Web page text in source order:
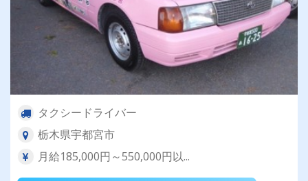
タクシードライバー
栃木県宇都宮市
月給185,000円～550,000円以...